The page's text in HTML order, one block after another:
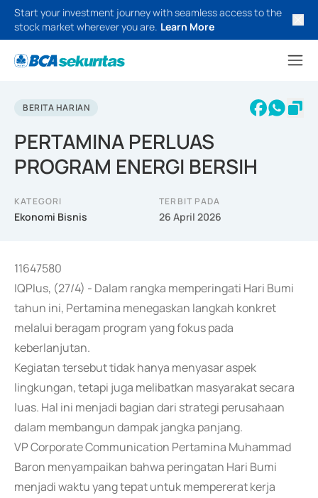
Start your investment journey with seamless access to the
stock market wherever you are. Learn More
BERITA HARIAN
PERTAMINA PERLUAS
PROGRAM ENERGI BERSIH
KATEGORI
Ekonomi Bisnis
TERBIT PADA
26 April 2026
11647580
IQPlus, (27/4) - Dalam rangka memperingati Hari Bumi
tahun ini, Pertamina menegaskan langkah konkret
melalui beragam program yang fokus pada
keberlanjutan.
Kegiatan tersebut tidak hanya menyasar aspek
lingkungan, tetapi juga melibatkan masyarakat secara
luas. Hal ini menjadi bagian dari strategi perusahaan
dalam membangun dampak jangka panjang.
VP Corporate Communication Pertamina Muhammad
Baron menyampaikan bahwa peringatan Hari Bumi
menjadi waktu yang tepat untuk mempererat kerja